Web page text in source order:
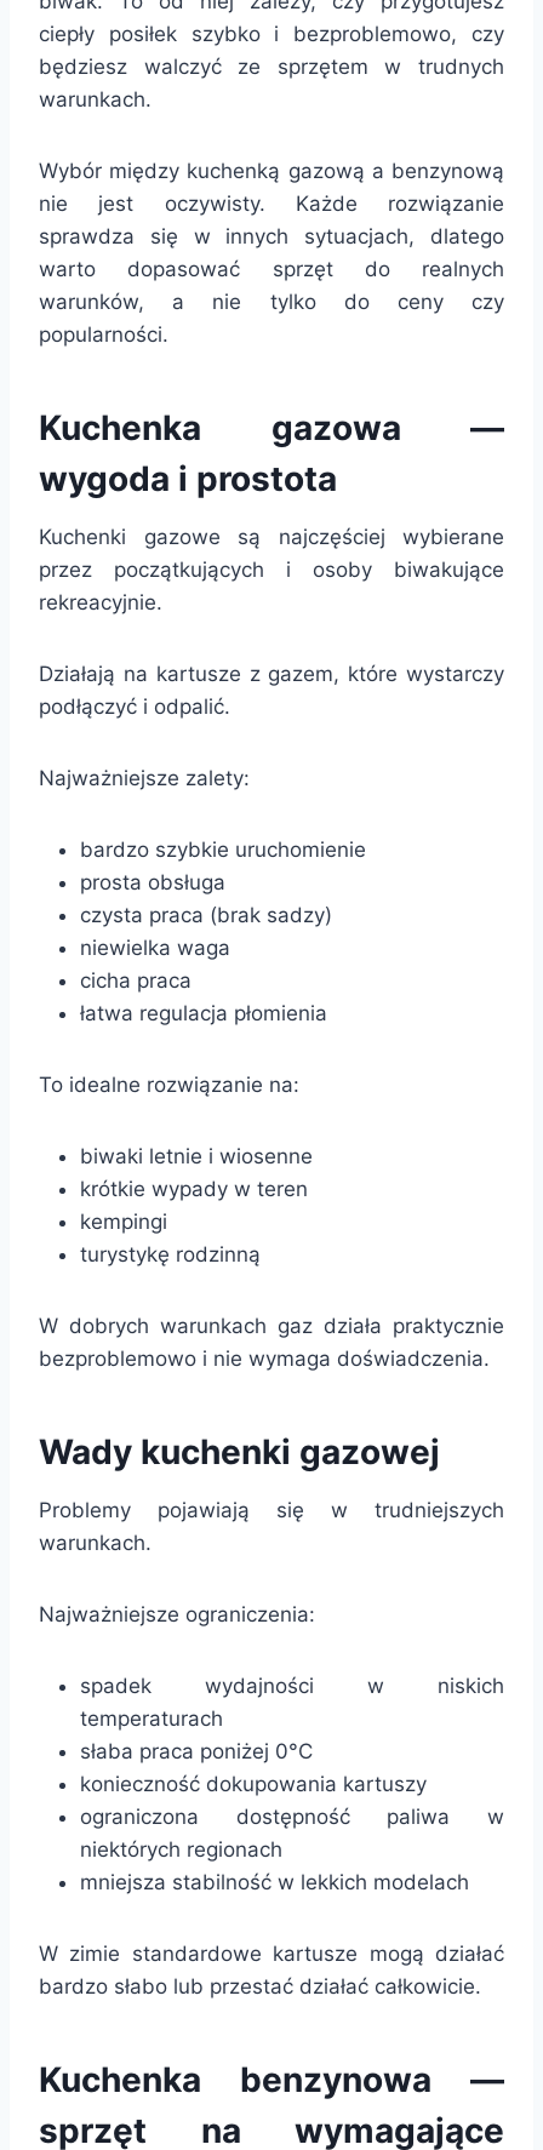
ciepły posiłek szybko i bezproblemowo, czy
będziesz walczyć ze sprzętem w trudnych
warunkach.
Wybór między kuchenką gazową a benzynową
nie jest oczywisty. Każde rozwiązanie
sprawdza się w innych sytuacjach, dlatego
warto dopasować sprzęt do realnych
warunków, a nie tylko do ceny czy
popularności.
Kuchenka gazowa —
wygoda i prostota
Kuchenki gazowe są najczęściej wybierane
przez początkujących i osoby biwakujące
rekreacyjnie.
Działają na kartusze z gazem, które wystarczy
podłączyć i odpalić.
Najważniejsze zalety:
bardzo szybkie uruchomienie
prosta obsługa
czysta praca (brak sadzy)
niewielka waga
cicha praca
łatwa regulacja płomienia
To idealne rozwiązanie na:
biwaki letnie i wiosenne
krótkie wypady w teren
kempingi
turystykę rodzinną
W dobrych warunkach gaz działa praktycznie
bezproblemowo i nie wymaga doświadczenia.
Wady kuchenki gazowej
Problemy pojawiają się w trudniejszych
warunkach.
Najważniejsze ograniczenia:
spadek wydajności w niskich
temperaturach
słaba praca poniżej 0°C
konieczność dokupowania kartuszy
ograniczona dostępność paliwa w
niektórych regionach
mniejsza stabilność w lekkich modelach
W zimie standardowe kartusze mogą działać
bardzo słabo lub przestać działać całkowicie.
Kuchenka benzynowa —
sprzęt na wymagające